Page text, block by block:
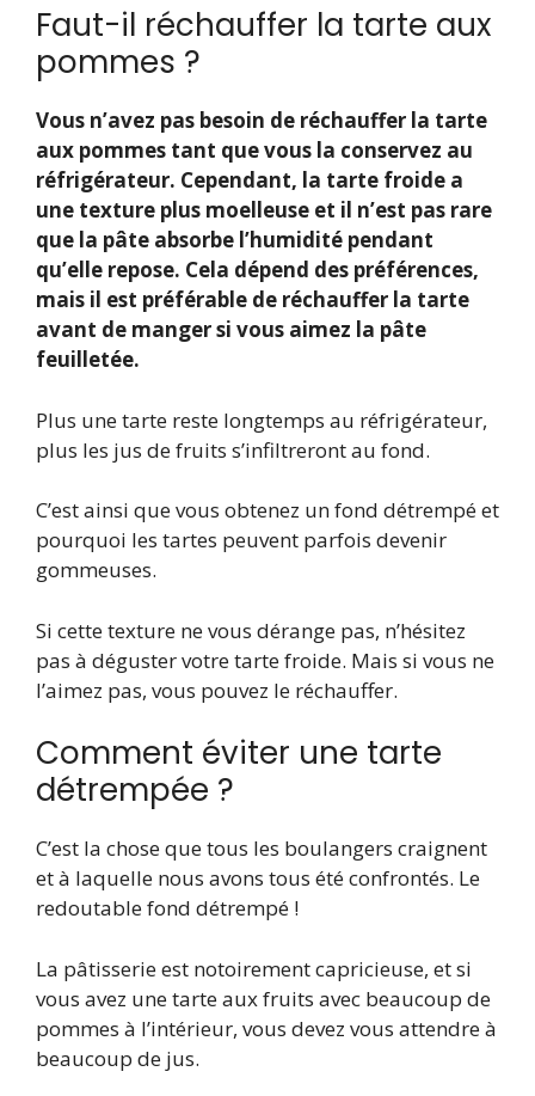
Faut-il réchauffer la tarte aux
pommes ?
Vous n’avez pas besoin de réchauffer la tarte
aux pommes tant que vous la conservez au
réfrigérateur. Cependant, la tarte froide a
une texture plus moelleuse et il n’est pas rare
que la pâte absorbe l’humidité pendant
qu’elle repose. Cela dépend des préférences,
mais il est préférable de réchauffer la tarte
avant de manger si vous aimez la pâte
feuilletée.
Plus une tarte reste longtemps au réfrigérateur,
plus les jus de fruits s’infiltreront au fond.
C’est ainsi que vous obtenez un fond détrempé et
pourquoi les tartes peuvent parfois devenir
gommeuses.
Si cette texture ne vous dérange pas, n’hésitez
pas à déguster votre tarte froide. Mais si vous ne
l’aimez pas, vous pouvez le réchauffer.
Comment éviter une tarte
détrempée ?
C’est la chose que tous les boulangers craignent
et à laquelle nous avons tous été confrontés. Le
redoutable fond détrempé !
La pâtisserie est notoirement capricieuse, et si
vous avez une tarte aux fruits avec beaucoup de
pommes à l’intérieur, vous devez vous attendre à
beaucoup de jus.